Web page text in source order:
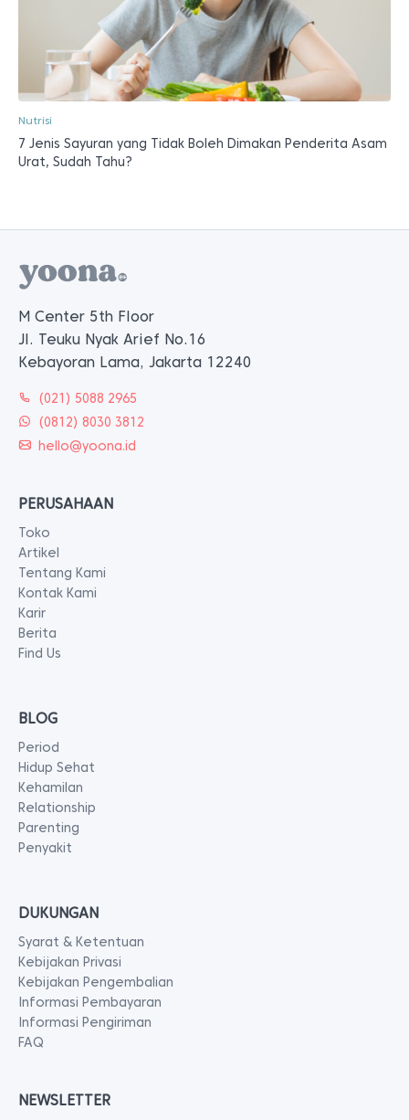
Nutrisi
7 Jenis Sayuran yang Tidak Boleh Dimakan Penderita Asam
Urat, Sudah Tahu?
M Center 5th Floor
Jl. Teuku Nyak Arief No.16
Kebayoran Lama, Jakarta 12240
(021) 5088 2965
(0812) 8030 3812
hello@yoona.id
PERUSAHAAN
Toko
Artikel
Tentang Kami
Kontak Kami
Karir
Berita
Find Us
BLOG
Period
Hidup Sehat
Kehamilan
Relationship
Parenting
Penyakit
DUKUNGAN
Syarat & Ketentuan
Kebijakan Privasi
Kebijakan Pengembalian
Informasi Pembayaran
Informasi Pengiriman
FAQ
NEWSLETTER